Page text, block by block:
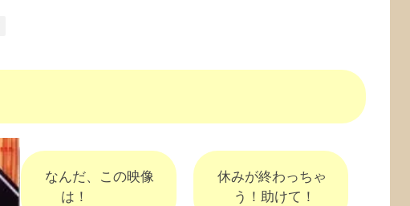
なんだ、この映像
は！
休みが終わっちゃ
う！助けて！